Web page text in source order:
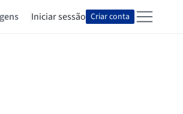
Iniciar sessão Criar conta